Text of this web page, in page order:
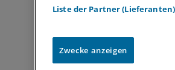
Liste der Partner (Lieferanten)
Zwecke anzeigen